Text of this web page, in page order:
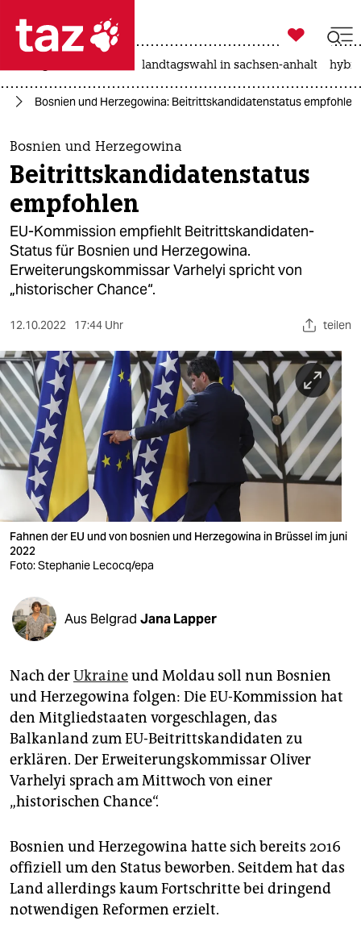
 taz zahl ich
taz zahl ich
themen
politik
öko
gesellschaft
kultur
sport
berlin
nord
wahrheit
verlag
verlag
veranstaltungen
shop
fragen & hilfe
unterstützen
genossenschaft
epaper login

taz zahl ich
landtagswahl in sachsen-anhalt
Bosnien und Herzegowina: Beitrittskandidatenstatus empfohlen
Bosnien und Herzegowina
Beitrittskandidatenstatus
empfohlen
EU-Kommission empfiehlt Beitrittskandidaten-
Status für Bosnien und Herzegowina.
Erweiterungskommissar Varhelyi spricht von
„historischer Chance“.
12.10.2022 17:44 Uhr teilen
Fahnen der EU und von bosnien und Herzegowina in Brüssel im juni
2022
Foto: Stephanie Lecocq/epa
Aus Belgrad Jana Lapper
Nach derUkraineund Moldau soll nun Bosnien
und Herzegowina folgen: Die EU-Kommission hat
den Mitgliedstaaten vorgeschlagen, das
Balkanland zum EU-Beitrittskandidaten zu
erklären. Der Erweiterungskommissar Oliver
Varhelyi sprach am Mittwoch von einer
„historischen Chance“.
Bosnien und Herzegowina hatte sich bereits 2016
offiziell um den Status beworben. Seitdem hat das
Land allerdings kaum Fortschritte bei dringend
notwendigen Reformen erzielt.